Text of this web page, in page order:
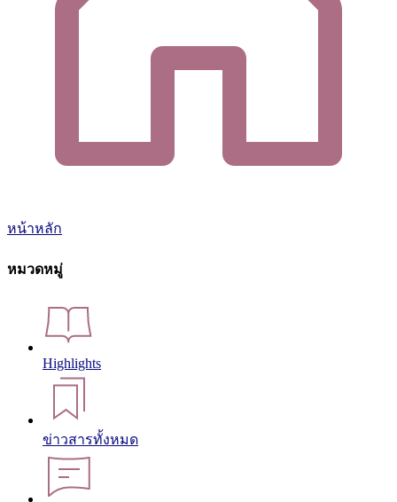
หน้าหลัก
หมวดหมู่
Highlights
ข่าวสารทั้งหมด